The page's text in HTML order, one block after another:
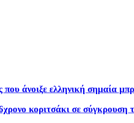
που άνοιξε ελληνική σημαία
κοριτσάκι σε σύγκρουση